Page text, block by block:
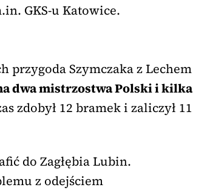
GKS-u Katowice.
przygoda Szymczaka z Lechem
dwa mistrzostwa Polski i kilka
zdobył 12 bramek i zaliczył 11
do Zagłębia Lubin.
z odejściem